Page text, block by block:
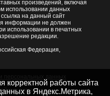
произведений, включая
использовании данных
на данный сайт
информации не должен
использовании в печатных
редакции.
Федерация,
края
корректной работы сайта
в Яндекс.Метрика,